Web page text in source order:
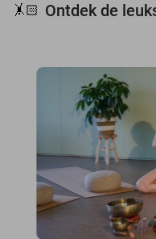
🤸🏻 Ontdek de